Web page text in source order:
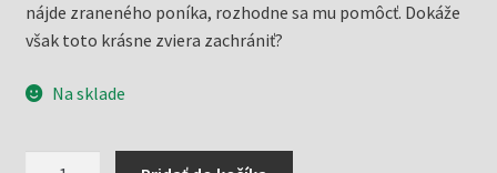
nájde zraneného poníka, rozhodne sa mu pomôcť. Dokáže
však toto krásne zviera zachrániť?
Na sklade